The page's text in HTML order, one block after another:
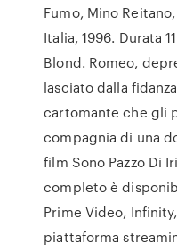
Fumo, Mino
Italia, 1996. Durata
Blond. Romeo,
lasciato dalla
cartomante che gli
compagnia di una
film Sono Pazzo Di
completo è
Prime Video,
piattaforma